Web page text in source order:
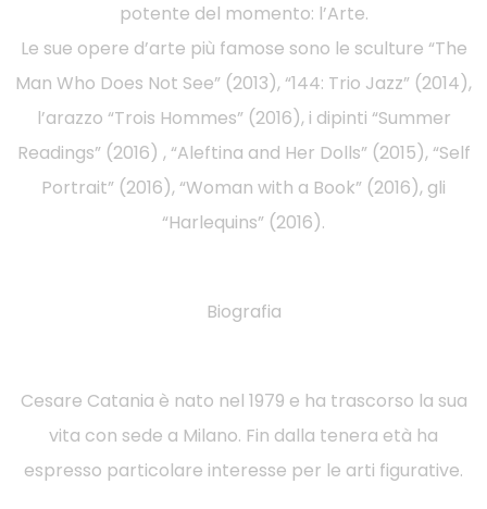
potente del momento: l’Arte.
Le sue opere d’arte più famose sono le sculture “The
Man Who Does Not See” (2013), “144: Trio Jazz” (2014),
l’arazzo “Trois Hommes” (2016), i dipinti “Summer
Readings” (2016) , “Aleftina and Her Dolls” (2015), “Self
Portrait” (2016), “Woman with a Book” (2016), gli
“Harlequins” (2016).
Biografia
Cesare Catania è nato nel 1979 e ha trascorso la sua
vita con sede a Milano. Fin dalla tenera età ha
espresso particolare interesse per le arti figurative.